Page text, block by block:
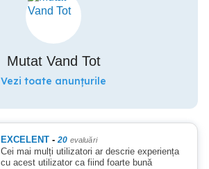
Mutat Vand Tot
Vezi toate anunțurile
EXCELENT - 20 evaluări
Cei mai mulți utilizatori ar descrie experiența
cu acest utilizator ca fiind foarte bună